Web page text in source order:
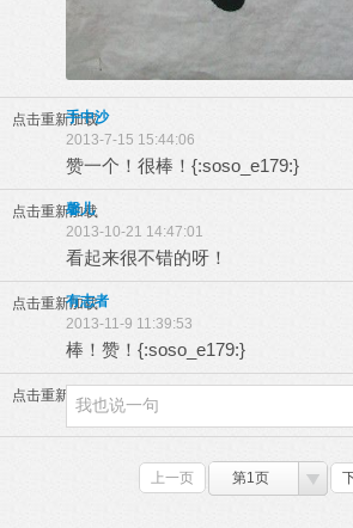
点击重新加载
手中沙
2013-7-15 15:44:06
赞一个！很棒！{:soso_e179:}
点击重新加载
馨儿
2013-10-21 14:47:01
看起来很不错的呀！
点击重新加载
有志者
2013-11-9 11:39:53
棒！赞！{:soso_e179:}
点击重新加载
上一页 第1页